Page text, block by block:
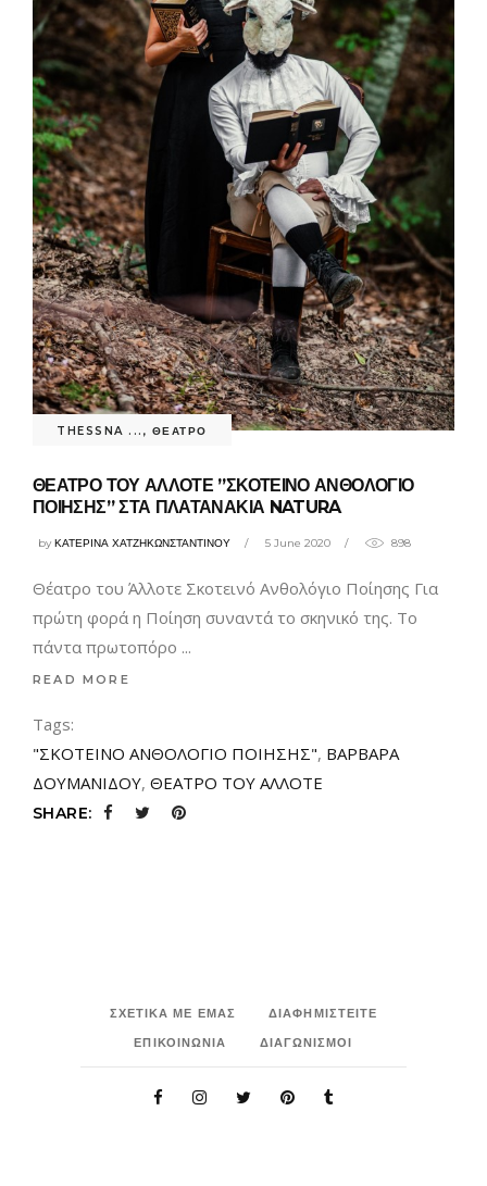
THESSNA ... , ΘΕΑΤΡΟ
ΘΕΑΤΡΟ ΤΟΥ ΑΛΛΟΤΕ ”ΣΚΟΤΕΙΝΟ ΑΝΘΟΛΟΓΙΟ
ΠΟΙΗΣΗΣ” ΣΤΑ ΠΛΑΤΑΝΑΚΙΑ NATURA
byΚΑΤΕΡΙΝΑ ΧΑΤΖΗΚΩΝΣΤΑΝΤΙΝΟΥ 5 June 2020 898
Θέατρο του Άλλοτε Σκοτεινό Ανθολόγιο Ποίησης Για
πρώτη φορά η Ποίηση συναντά το σκηνικό της. Το
πάντα πρωτοπόρο
READ MORE
Tags:
"ΣΚΟΤΕΙΝΟ ΑΝΘΟΛΟΓΙΟ ΠΟΙΗΣΗΣ", ΒΑΡΒΑΡΑ
ΔΟΥΜΑΝΙΔΟΥ, ΘΕΑΤΡΟ ΤΟΥ ΑΛΛΟΤΕ
SHARE:
ΣΧΕΤΙΚΑ ΜΕ ΕΜΑΣ
ΔΙΑΦΗΜΙΣΤΕΙΤΕ
ΕΠΙΚΟΙΝΩΝΙΑ
ΔΙΑΓΩΝΙΣΜΟΙ